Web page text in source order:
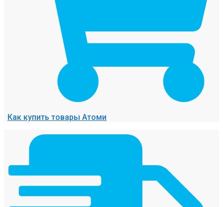
Как купить товары Атоми